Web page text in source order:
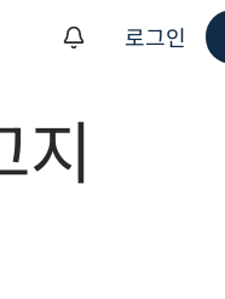
해
로그인
지